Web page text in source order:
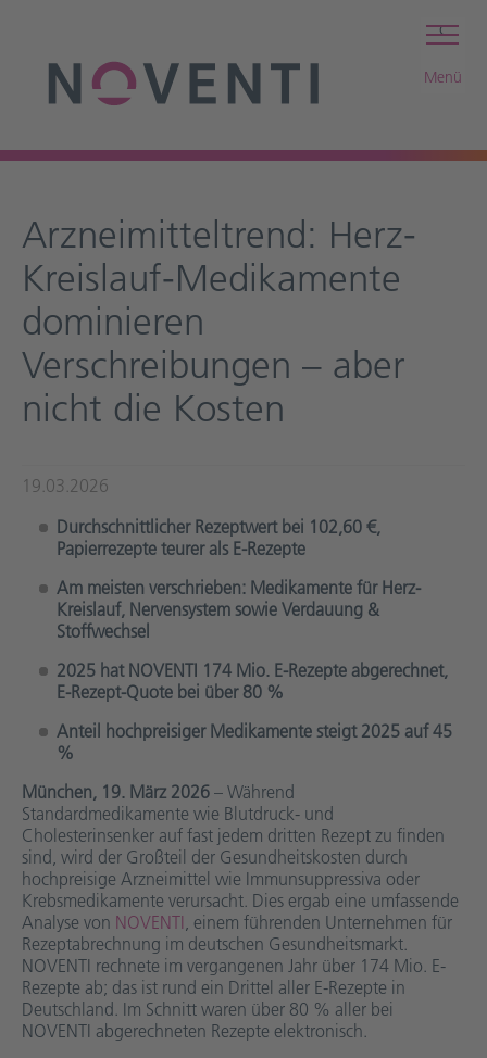
c
Menü
Arzneimitteltrend: Herz-
Kreislauf-Medikamente
dominieren
Verschreibungen – aber
nicht die Kosten
19.03.2026
Durchschnittlicher Rezeptwert bei 102,60 €,
Papierrezepte teurer als E-Rezepte
Am meisten verschrieben: Medikamente für Herz-
Kreislauf, Nervensystem sowie Verdauung &
Stoffwechsel
2025 hat NOVENTI 174 Mio. E-Rezepte abgerechnet,
E-Rezept-Quote bei über 80 %
Anteil hochpreisiger Medikamente steigt 2025 auf 45
%
München, 19. März 2026 – Während
Standardmedikamente wie Blutdruck- und
Cholesterinsenker auf fast jedem dritten Rezept zu finden
sind, wird der Großteil der Gesundheitskosten durch
hochpreisige Arzneimittel wie Immunsuppressiva oder
Krebsmedikamente verursacht. Dies ergab eine umfassende
Analyse von NOVENTI, einem führenden Unternehmen für
Rezeptabrechnung im deutschen Gesundheitsmarkt.
NOVENTI rechnete im vergangenen Jahr über 174 Mio. E-
Rezepte ab; das ist rund ein Drittel aller E-Rezepte in
Deutschland. Im Schnitt waren über 80 % aller bei
NOVENTI abgerechneten Rezepte elektronisch.